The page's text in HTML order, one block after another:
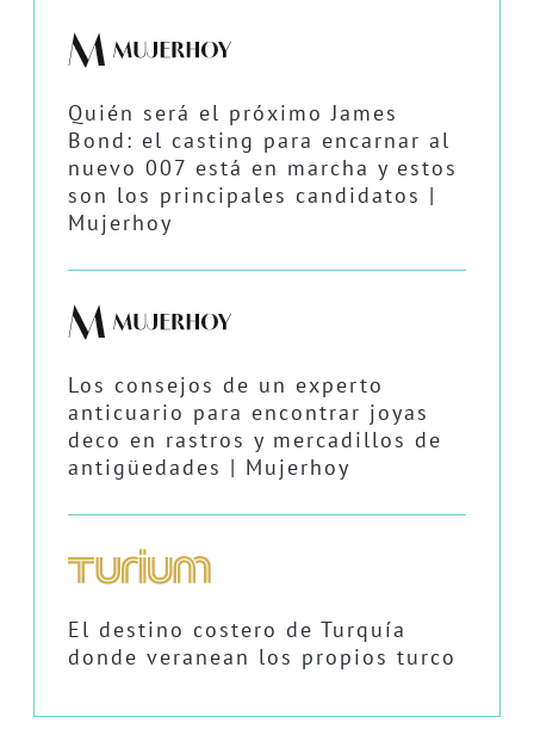
Quién será el próximo James
Bond: el casting para encarnar al
nuevo 007 está en marcha y estos
son los principales candidatos |
Mujerhoy
Los consejos de un experto
anticuario para encontrar joyas
deco en rastros y mercadillos de
antigüedades | Mujerhoy
El destino costero de Turquía
donde veranean los propios turco